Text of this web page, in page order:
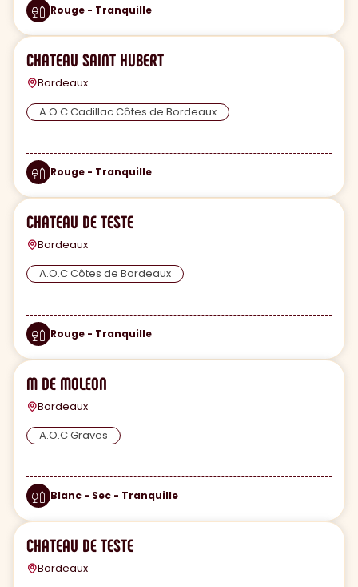
Rouge - Tranquille
CHATEAU SAINT HUBERT
Bordeaux
A.O.C Cadillac Côtes de Bordeaux
Rouge - Tranquille
CHATEAU DE TESTE
Bordeaux
A.O.C Côtes de Bordeaux
Rouge - Tranquille
M DE MOLEON
Bordeaux
A.O.C Graves
Blanc - Sec - Tranquille
CHATEAU DE TESTE
Bordeaux